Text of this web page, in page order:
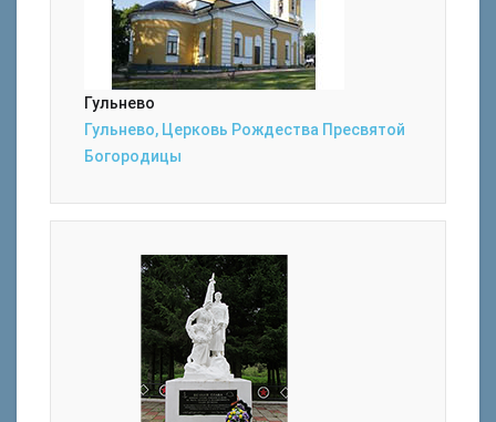
Гульнево
Гульнево, Церковь Рождества Пресвятой
Богородицы